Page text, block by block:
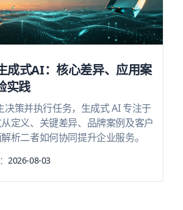
成式AI：核心差异、应用案
实践
决策并执行任务，生成式 AI 专注于
定义、关键差异、品牌案例及客户
析二者如何协同提升企业服务。
2026-08-03